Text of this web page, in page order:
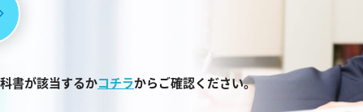
書が該当するかコチラからご確認ください。